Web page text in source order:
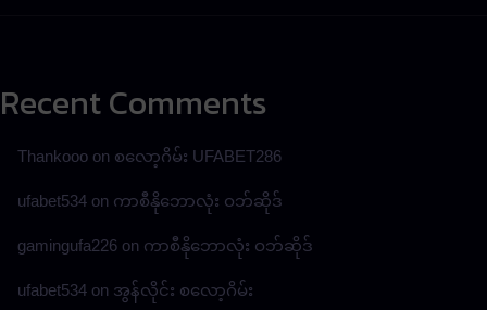
Recent Comments
Thankooo on စလော့ဂိမ်း UFABET286
ufabet534 on ကာစီနိုဘောလုံး ဝဘ်ဆိုဒ်
gamingufa226 on ကာစီနိုဘောလုံး ဝဘ်ဆိုဒ်
ufabet534 on အွန်လိုင်း စလော့ဂိမ်း